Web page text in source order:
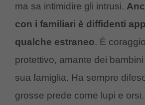
ma sa intimidire gli intrusi.
con i familiari è diffidenti
qualche estraneo. È
protettivo, amante dei
sua famiglia. Ha sempre
grosse prede come lupi e orsi.